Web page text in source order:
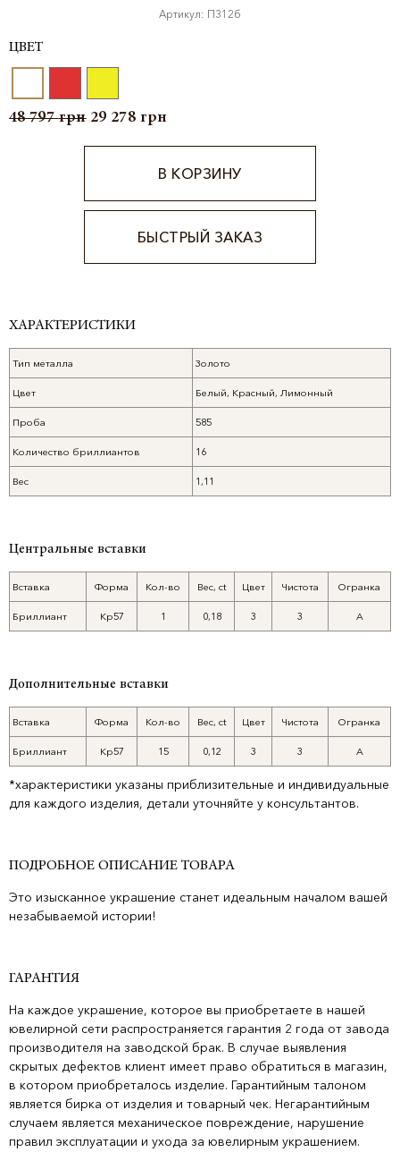
Артикул: П312б
ЦВЕТ
48 797грн 29 278 грн
В КОРЗИНУ
БЫСТРЫЙ ЗАКАЗ
ХАРАКТЕРИСТИКИ
Тип металла Золото
Цвет Белый, Красный, Лимонный
Проба 585
Количество бриллиантов 16
Вес 1,11
Центральные вставки
Вставка Форма Кол-во Вес, ct Цвет Чистота Огранка
Бриллиант Кр57 1 0,18 3 3 А
Дополнительные вставки
Вставка Форма Кол-во Вес, ct Цвет Чистота Огранка
Бриллиант Кр57 15 0,12 3 3 А
*характеристики указаны приблизительные и индивидуальные
для каждого изделия, детали уточняйте у консультантов.
ПОДРОБНОЕ ОПИСАНИЕ ТОВАРА
Это изысканное украшение станет идеальным началом вашей
незабываемой истории!
ГАРАНТИЯ
На каждое украшение, которое вы приобретаете в нашей
ювелирной сети распространяется гарантия 2 года от завода
производителя на заводской брак. В случае выявления
скрытых дефектов клиент имеет право обратиться в магазин,
в котором приобреталось изделие. Гарантийным талоном
является бирка от изделия и товарный чек. Негарантийным
случаем является механическое повреждение, нарушение
правил эксплуатации и ухода за ювелирным украшением.